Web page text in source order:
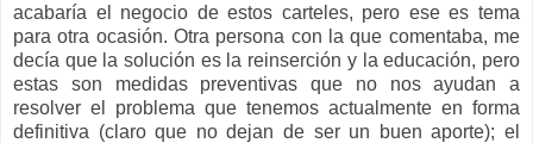
acabaría el negocio de estos carteles, pero ese es tema
para otra ocasión. Otra persona con la que comentaba, me
decía que la solución es la reinserción y la educación, pero
estas son medidas preventivas que no nos ayudan a
resolver el problema que tenemos actualmente en forma
definitiva (claro que no dejan de ser un buen aporte); el